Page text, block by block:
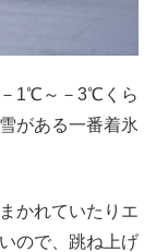
－1℃～－3℃くら
がある一番着氷
かれていたりエ
ので、跳ね上げ